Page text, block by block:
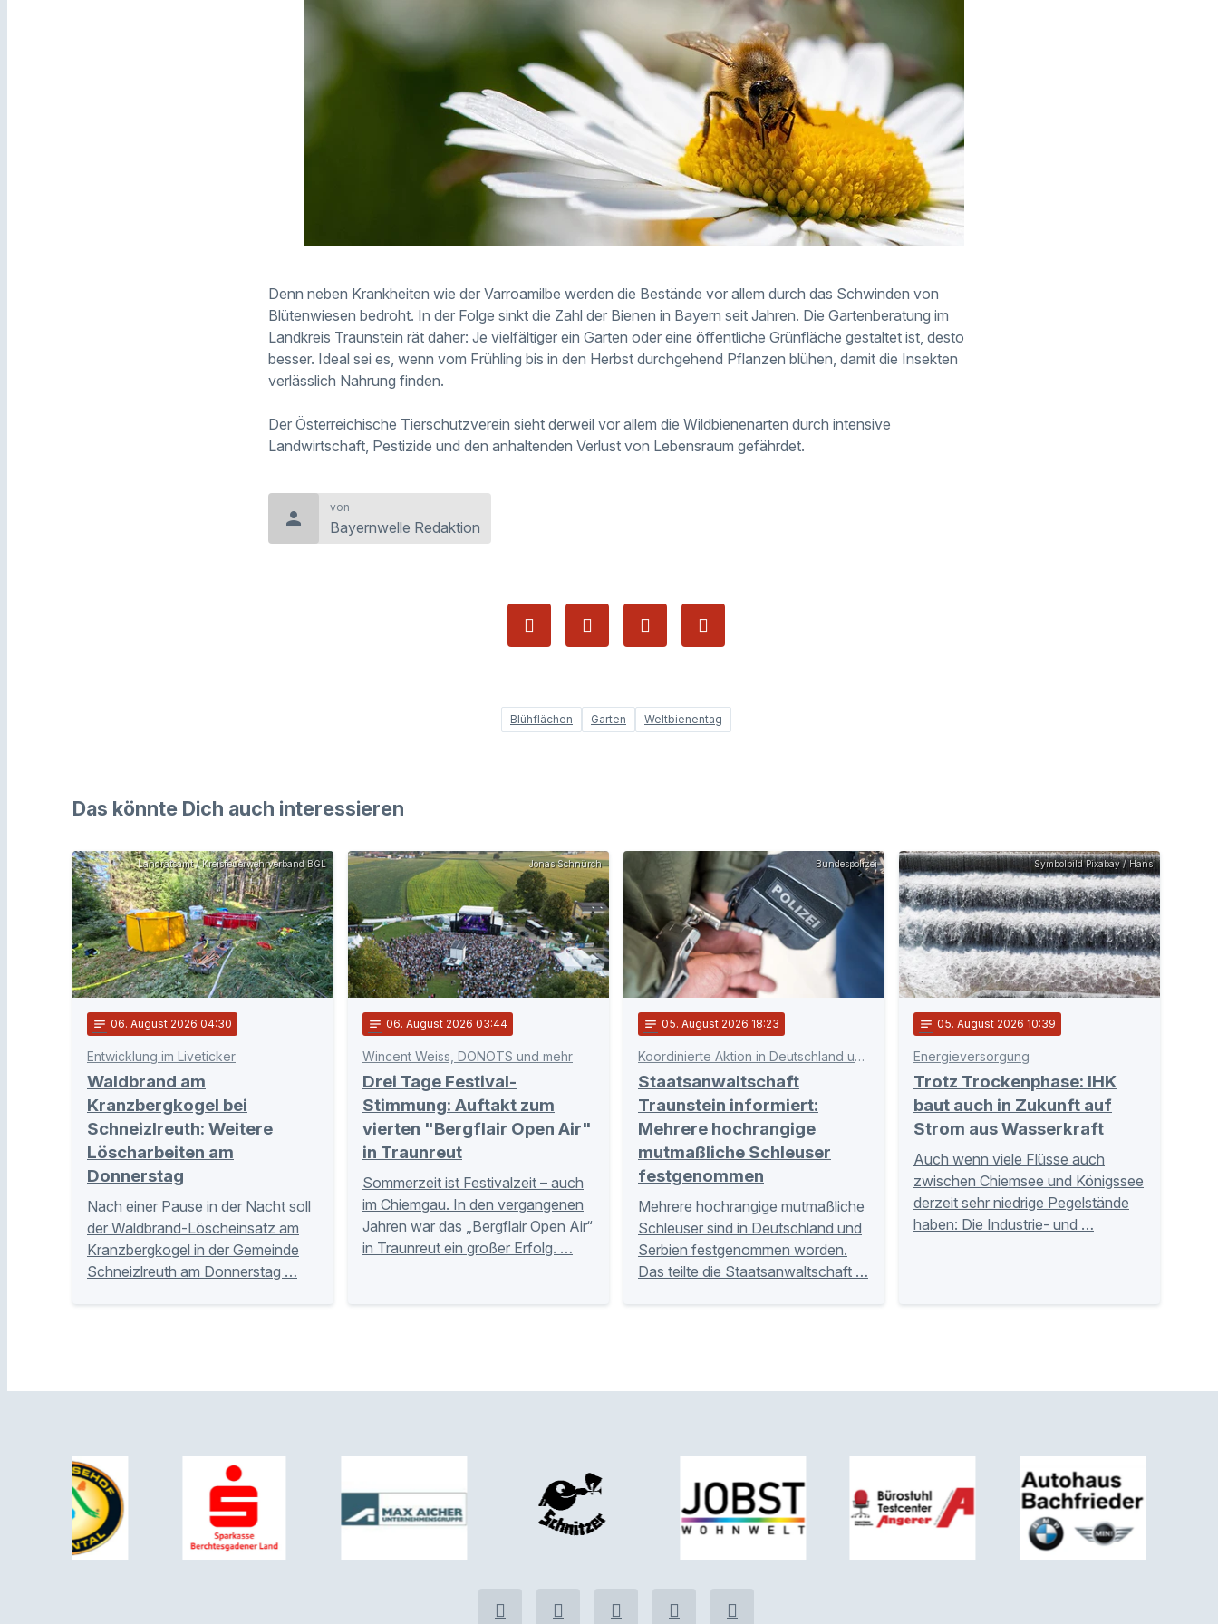
Denn neben Krankheiten wie der Varroamilbe werden die Bestände vor allem durch das Schwinden von
Blütenwiesen bedroht. In der Folge sinkt die Zahl der Bienen in Bayern seit Jahren. Die Gartenberatung im
Landkreis Traunstein rät daher: Je vielfältiger ein Garten oder eine öffentliche Grünfläche gestaltet ist, desto
besser. Ideal sei es, wenn vom Frühling bis in den Herbst durchgehend Pflanzen blühen, damit die Insekten
verlässlich Nahrung finden.
Der Österreichische Tierschutzverein sieht derweil vor allem die Wildbienenarten durch intensive
Landwirtschaft, Pestizide und den anhaltenden Verlust von Lebensraum gefährdet.
person
von
Bayernwelle Redaktion
Blühflächen Garten Weltbienentag
Das könnte Dich auch interessieren
Landratsamt / Kreisfeuerwehrverband BGL
notes 06. August 2026 04:30
Entwicklung im Liveticker
Waldbrand am
Kranzbergkogel bei
Schneizlreuth: Weitere
Löscharbeiten am
Donnerstag
Nach einer Pause in der Nacht soll
der Waldbrand-Löscheinsatz am
Kranzbergkogel in der Gemeinde
Schneizlreuth am Donnerstag …
Jonas Schnürch
notes 06. August 2026 03:44
Wincent Weiss, DONOTS und mehr
Drei Tage Festival-
Stimmung: Auftakt zum
vierten "Bergflair Open Air"
in Traunreut
Sommerzeit ist Festivalzeit – auch
im Chiemgau. In den vergangenen
Jahren war das „Bergflair Open Air“
in Traunreut ein großer Erfolg. …
Bundespolizei
notes 05. August 2026 18:23
Koordinierte Aktion in Deutschland und Serbien
Staatsanwaltschaft
Traunstein informiert:
Mehrere hochrangige
mutmaßliche Schleuser
festgenommen
Mehrere hochrangige mutmaßliche
Schleuser sind in Deutschland und
Serbien festgenommen worden.
Das teilte die Staatsanwaltschaft …
Symbolbild Pixabay / Hans
notes 05. August 2026 10:39
Energieversorgung
Trotz Trockenphase: IHK
baut auch in Zukunft auf
Strom aus Wasserkraft
Auch wenn viele Flüsse auch
zwischen Chiemsee und Königssee
derzeit sehr niedrige Pegelstände
haben: Die Industrie- und …